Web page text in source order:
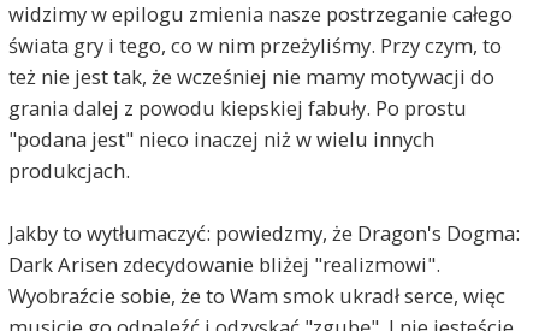
widzimy w epilogu zmienia nasze postrzeganie całego
świata gry i tego, co w nim przeżyliśmy. Przy czym, to
też nie jest tak, że wcześniej nie mamy motywacji do
grania dalej z powodu kiepskiej fabuły. Po prostu
"podana jest" nieco inaczej niż w wielu innych
produkcjach.
Jakby to wytłumaczyć: powiedzmy, że Dragon's Dogma:
Dark Arisen zdecydowanie bliżej "realizmowi".
Wyobraźcie sobie, że to Wam smok ukradł serce, więc